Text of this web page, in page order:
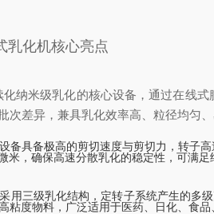
化机核心亮点
纳米级乳化的核心设备，通过在线
次差异，兼具乳化效率高、粒径均匀
备具备极高的剪切速度与剪切力，转子
，确保高速分散乳化的稳定性，可满足
用三级乳化结构，定转子系统产生的多
粘度物料，广泛适用于医药、日化、食品